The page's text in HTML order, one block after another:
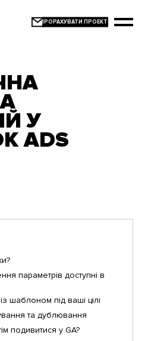
У
ADS
параметрів доступні в
шаблоном під ваші цілі
та дублювання
подивитися у GA?